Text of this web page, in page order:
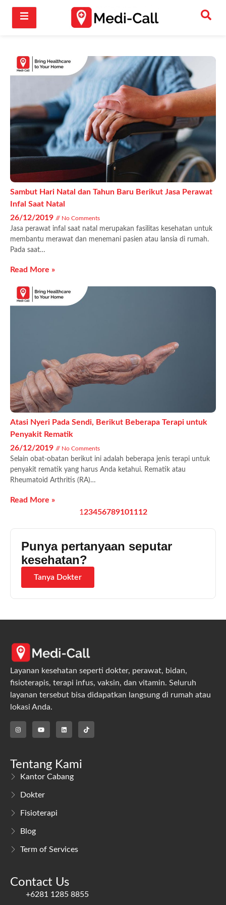
Sambut Hari Natal dan Tahun Baru Berikut Jasa Perawat
Infal Saat Natal
26/12/2019
No Comments
Jasa perawat infal saat natal merupakan fasilitas kesehatan untuk
membantu merawat dan menemani pasien atau lansia di rumah.
Pada saat…
Read More »
Atasi Nyeri Pada Sendi, Berikut Beberapa Terapi untuk
Penyakit Rematik
26/12/2019
No Comments
Selain obat-obatan berikut ini adalah beberapa jenis terapi untuk
penyakit rematik yang harus Anda ketahui. Rematik atau
Rheumatoid Arthritis (RA)…
Read More »
1 23456789101112
Punya pertanyaan seputar
kesehatan?
Tanya Dokter
Layanan kesehatan seperti dokter, perawat, bidan,
fisioterapis, terapi infus, vaksin, dan vitamin. Seluruh
layanan tersebut bisa didapatkan langsung di rumah atau
lokasi Anda.
Tentang Kami
Kantor Cabang
Dokter
Fisioterapi
Blog
Term of Services
Contact Us
+6281 1285 8855